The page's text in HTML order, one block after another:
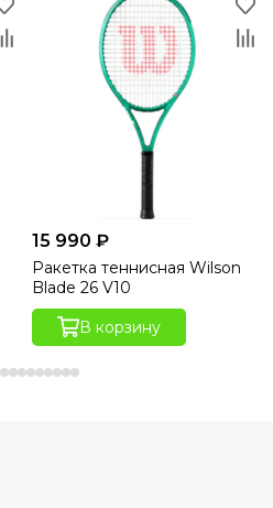
15 990 ₽
Ракетка теннисная Wilson
Blade 26 V10
В корзину